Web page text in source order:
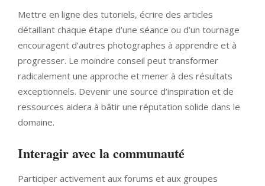
Mettre en ligne des tutoriels, écrire des articles
détaillant chaque étape d’une séance ou d’un tournage
encouragent d’autres photographes à apprendre et à
progresser. Le moindre conseil peut transformer
radicalement une approche et mener à des résultats
exceptionnels. Devenir une source d’inspiration et de
ressources aidera à bâtir une réputation solide dans le
domaine.
Interagir avec la communauté
Participer activement aux forums et aux groupes